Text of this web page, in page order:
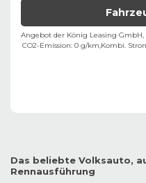
Angebot der König Leasing GmbH,
CO2-Emission: 0 g/km,Kombi.
Das beliebte Volksauto,
Rennausführung